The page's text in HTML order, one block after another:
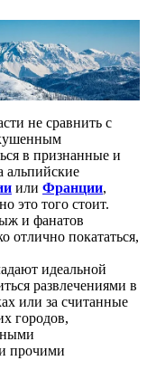
не сравнить с
в признанные и
альпийские
или Франции,
это того стоит.
и фанатов
отлично покататься,
идеальной
развлечениями в
или за считанные
городов,
прочими